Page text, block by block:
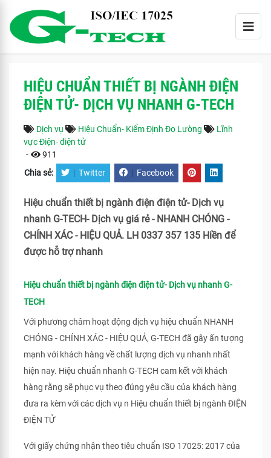
HIỆU CHUẨN THIẾT BỊ NGÀNH ĐIỆN
ĐIỆN TỬ- DỊCH VỤ NHANH G-TECH
Dịch vụ Hiệu Chuẩn- Kiểm Định Đo Lường
Lĩnh
vực Điện- điện tử
-
911
Chia sẻ: | Twitter | Facebook
Hiệu chuẩn thiết bị ngành điện điện tử- Dịch vụ
nhanh G-TECH- Dịch vụ giá rẻ - NHANH CHÓNG -
CHÍNH XÁC - HIỆU QUẢ. LH 0337 357 135 Hiền để
được hỗ trợ nhanh
Hiệu chuẩn thiết bị ngành điện điện tử- Dịch vụ nhanh G-
TECH
Với phương châm hoạt động dịch vụ hiệu chuẩn NHANH
CHÓNG - CHÍNH XÁC - HIỆU QUẢ, G-TECH đã gây ấn tượng
mạnh với khách hàng về chất lượng dịch vụ nhanh nhất
hiện nay. Hiệu chuẩn nhanh G-TECH cam kết với khách
hàng rằng sẽ phục vụ theo đúng yêu cầu của khách hàng
đưa ra kèm với các dịch vụ n Hiệu chuẩn thiết bị ngành ĐIỆN
ĐIỆN TỬ
Với giấy chứng nhận theo tiêu chuẩn ISO 17025: 2017 của